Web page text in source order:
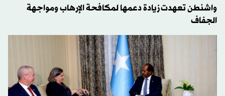
واشنطن تعهدت زيادة دعمها لمكافحة الإرهاب ومواجهة
الجفاف